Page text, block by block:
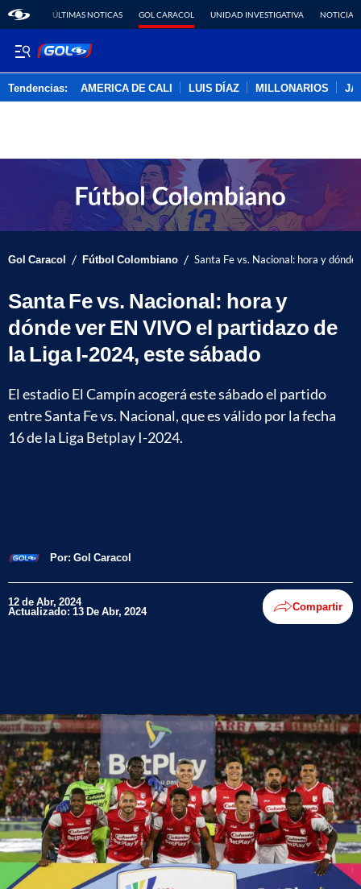
ÚLTIMAS NOTICAS GOL CARACOL UNIDAD INVESTIGATIVA NOTICIAS
Tendencias: AMERICA DE CALI LUIS DÍAZ MILLONARIOS
Gol Caracol / Fútbol Colombiano / Santa Fe vs. Nacional: hora y
Santa Fe vs. Nacional: hora y
dónde ver EN VIVO el partidazo de
la Liga I-2024, este sábado
El estadio El Campín acogerá este sábado el partido
entre Santa Fe vs. Nacional, que es válido por la fecha
16 de la Liga Betplay I-2024.
Por: Gol Caracol
12 de Abr, 2024
Actualizado: 13 De Abr, 2024 Compartir